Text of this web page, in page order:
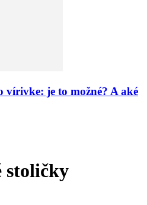
vírivke: je to možné? A aké
stoličky